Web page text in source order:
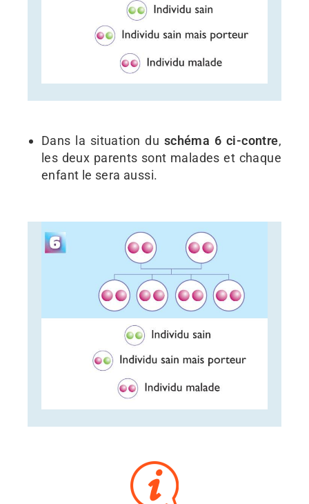
Dans la situation du schéma 6 ci-contre,
les deux parents sont malades et chaque
enfant le sera aussi.